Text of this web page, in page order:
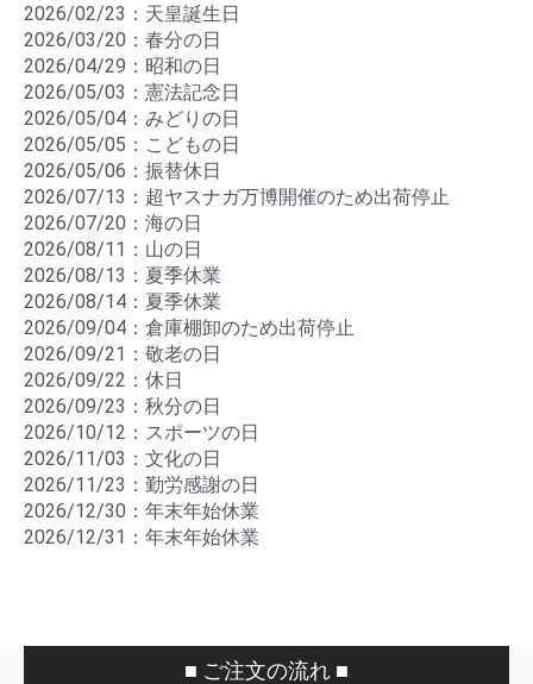
2026/02/23：天皇誕生日
2026/03/20：春分の日
2026/04/29：昭和の日
2026/05/03：憲法記念日
2026/05/04：みどりの日
2026/05/05：こどもの日
2026/05/06：振替休日
2026/07/13：超ヤスナガ万博開催のため出荷停止
2026/07/20：海の日
2026/08/11：山の日
2026/08/13：夏季休業
2026/08/14：夏季休業
2026/09/04：倉庫棚卸のため出荷停止
2026/09/21：敬老の日
2026/09/22：休日
2026/09/23：秋分の日
2026/10/12：スポーツの日
2026/11/03：文化の日
2026/11/23：勤労感謝の日
2026/12/30：年末年始休業
2026/12/31：年末年始休業
■ ご注文の流れ ■